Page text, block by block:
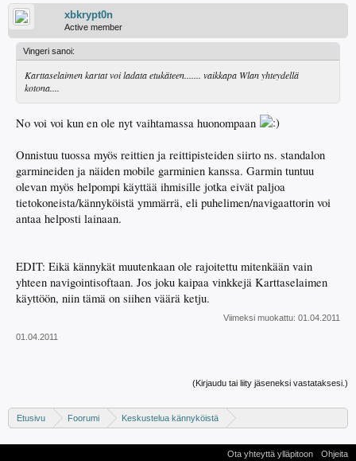
xbkrypt0n
Active member
Vingeri sanoi:
Karttaselaimen kartat voi ladata etukäteen....... vaikkapa Wlan yhteydellä
kotona....
No voi voi kun en ole nyt vaihtamassa huonompaan
Onnistuu tuossa myös reittien ja reittipisteiden siirto ns. standalon
garmineiden ja näiden mobile garminien kanssa. Garmin tuntuu
olevan myös helpompi käyttää ihmisille jotka eivät paljoa
tietokoneista/kännyköistä ymmärrä, eli puhelimen/navigaattorin voi
antaa helposti lainaan.
EDIT: Eikä kännykät muutenkaan ole rajoitettu mitenkään vain
yhteen navigointisoftaan. Jos joku kaipaa vinkkejä Karttaselaimen
käyttöön, niin tämä on siihen väärä ketju.
Viimeksi muokattu: 01.04.2011
01.04.2011
(Kirjaudu tai liity jäseneksi vastataksesi.)
Etusivu Foorumi
Keskustelua kännyköistä
Ota yhteyttä ylläpitoon Ohjeita